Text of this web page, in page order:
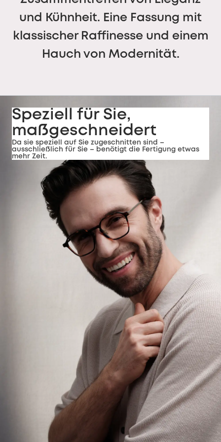
und Kühnheit. Eine Fassung mit
klassischer Raffinesse und einem
Hauch von Modernität.
Speziell für Sie,
maßgeschneidert
Da sie speziell auf Sie zugeschnitten sind –
ausschließlich für Sie – benötigt die Fertigung etwas
mehr Zeit.